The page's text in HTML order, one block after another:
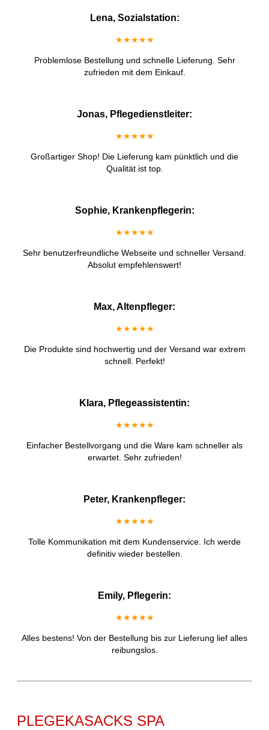
Lena, Sozialstation:
★★★★★
Problemlose Bestellung und schnelle Lieferung. Sehr
zufrieden mit dem Einkauf.
Jonas, Pflegedienstleiter:
★★★★★
Großartiger Shop! Die Lieferung kam pünktlich und die
Qualität ist top.
Sophie, Krankenpflegerin:
★★★★★
Sehr benutzerfreundliche Webseite und schneller Versand.
Absolut empfehlenswert!
Max, Altenpfleger:
★★★★★
Die Produkte sind hochwertig und der Versand war extrem
schnell. Perfekt!
Klara, Pflegeassistentin:
★★★★★
Einfacher Bestellvorgang und die Ware kam schneller als
erwartet. Sehr zufrieden!
Peter, Krankenpfleger:
★★★★★
Tolle Kommunikation mit dem Kundenservice. Ich werde
definitiv wieder bestellen.
Emily, Pflegerin:
★★★★★
Alles bestens! Von der Bestellung bis zur Lieferung lief alles
reibungslos.
PLEGEKASACKS SPA